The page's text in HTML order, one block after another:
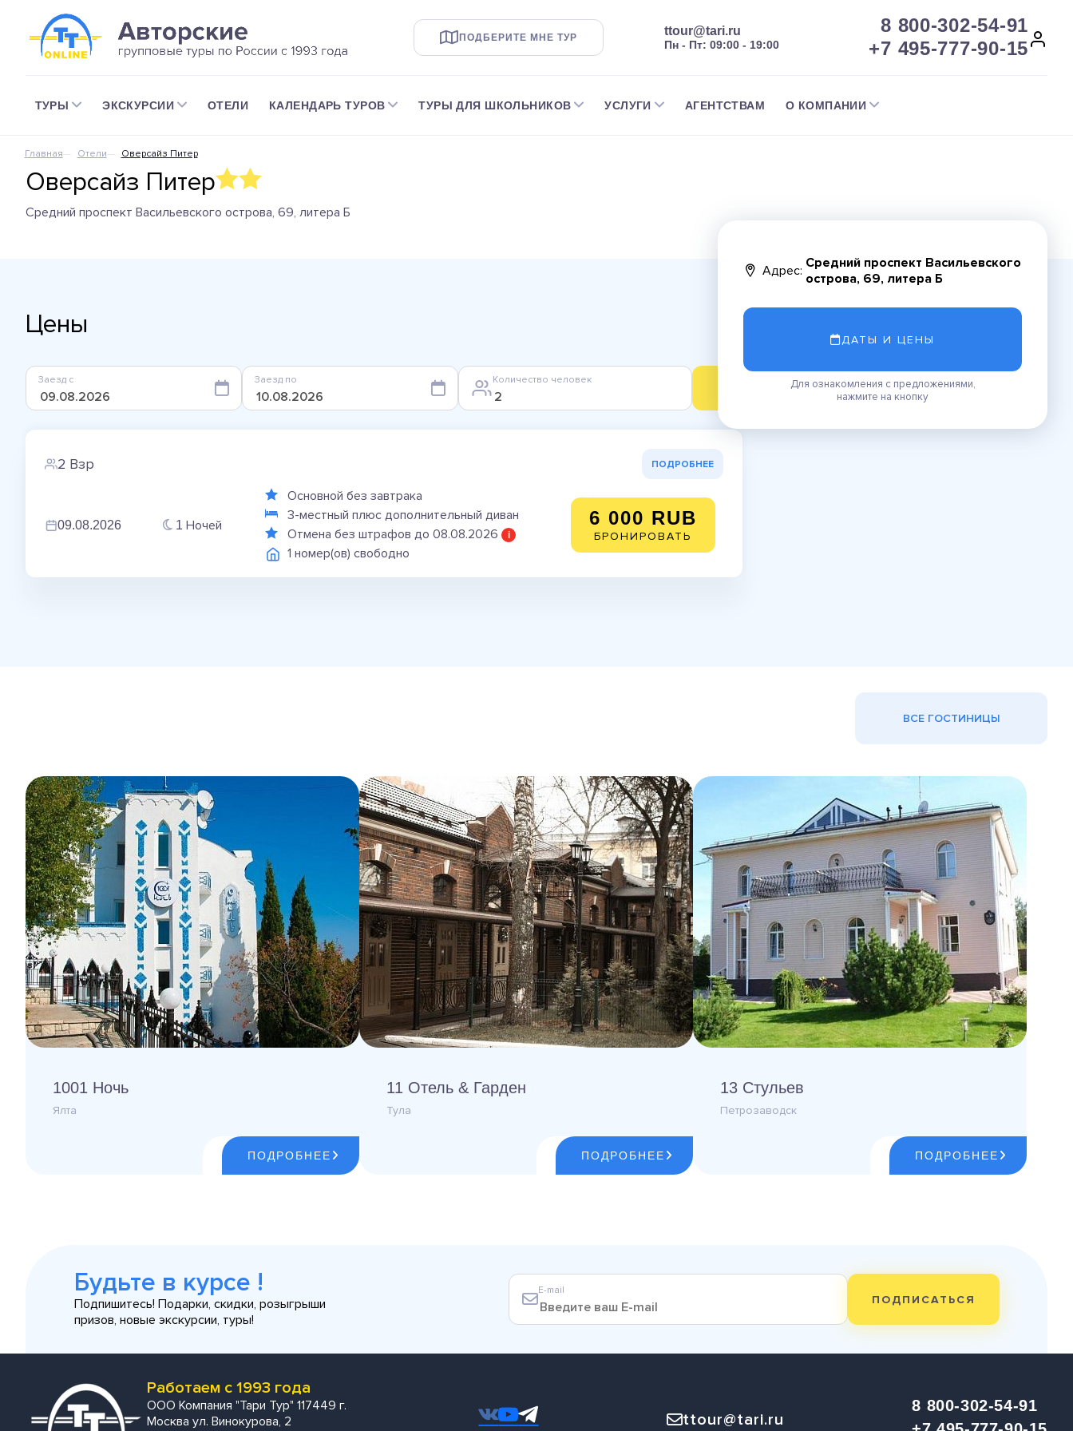
ПОДБЕРИТЕ МНЕ ТУР ttour@tari.ru
Пн - Пт: 09:00 - 19:00
8 800-302-54-91
+7 495-777-90-15
ТУРЫ ЭКСКУРСИИ ОТЕЛИ КАЛЕНДАРЬ ТУРОВ ТУРЫ ДЛЯ ШКОЛЬНИКОВ УСЛУГИ АГЕНТСТВАМ О КОМПАНИИ
Главная Отели Оверсайз Питер
Оверсайз Питер
Средний проспект Васильевского острова, 69, литера Б
Адрес: Средний проспект Васильевского
острова, 69, литера Б
ДАТЫ И ЦЕНЫ
Для ознакомления с предложениями,
нажмите на кнопку
Цены
Заезд с Заезд по Количество человек
2 Взр ПОДРОБНЕЕ
09.08.2026 1 Ночей
Основной без завтрака
3-местный плюс дополнительный диван
Отмена без штрафов до 08.08.2026 i
1 номер(ов) свободно
6 000 RUB
БРОНИРОВАТЬ
ВСЕ ГОСТИНИЦЫ
1001 Ночь
Ялта
ПОДРОБНЕЕ
11 Отель & Гарден
Тула
ПОДРОБНЕЕ
13 Стульев
Петрозаводск
ПОДРОБНЕЕ
Будьте в курсе !
Подпишитесь! Подарки, скидки, розыгрыши
призов, новые экскурсии, туры!
E-mail
ПОДПИСАТЬСЯ
Работаем с 1993 года
ООО Компания "Тари Тур" 117449 г.
Москва ул. Винокурова, 2
ttour@tari.ru
8 800-302-54-91